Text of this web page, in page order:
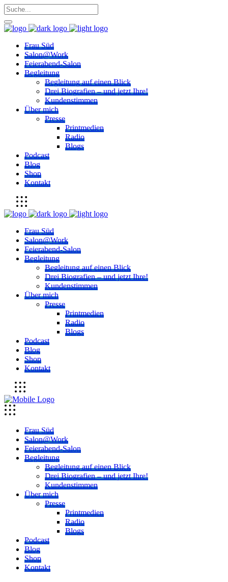
Frau Süd
Salon@Work
Feierabend-Salon
Begleitung
Begleitung auf einen Blick
Drei Biografien – und jetzt Ihre!
Kundenstimmen
Über mich
Presse
Printmedien
Radio
Blogs
Podcast
Blog
Shop
Kontakt
Frau Süd
Salon@Work
Feierabend-Salon
Begleitung
Begleitung auf einen Blick
Drei Biografien – und jetzt Ihre!
Kundenstimmen
Über mich
Presse
Printmedien
Radio
Blogs
Podcast
Blog
Shop
Kontakt
Frau Süd
Salon@Work
Feierabend-Salon
Begleitung
Begleitung auf einen Blick
Drei Biografien – und jetzt Ihre!
Kundenstimmen
Über mich
Presse
Printmedien
Radio
Blogs
Podcast
Blog
Shop
Kontakt